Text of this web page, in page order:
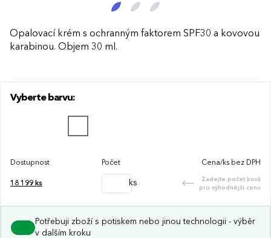
Opalovací krém s ochranným faktorem SPF30 a kovovou
karabinou. Objem 30 ml.
Vyberte barvu:
Dostupnost Počet Cena/ks bez DPH
18 199 ks ks
Zadejte počet kusů
pro výhodnější cenu
Potřebuji zboží s potiskem nebo jinou technologii - výběr
v dalším kroku